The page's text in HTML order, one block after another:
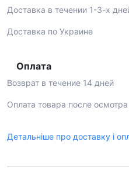
Доставка в течении 1-3-х
Доставка по Украине
Оплата
Возврат в течение 14 дней
Оплата товара после осмотра
Детальніше про доставку і